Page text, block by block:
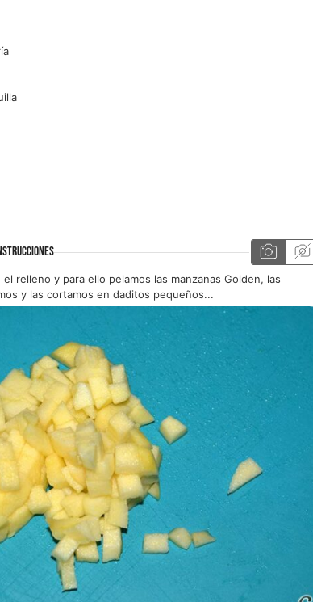
relleno y para ello pelamos las manzanas Golden, las
y las cortamos en daditos pequeños...